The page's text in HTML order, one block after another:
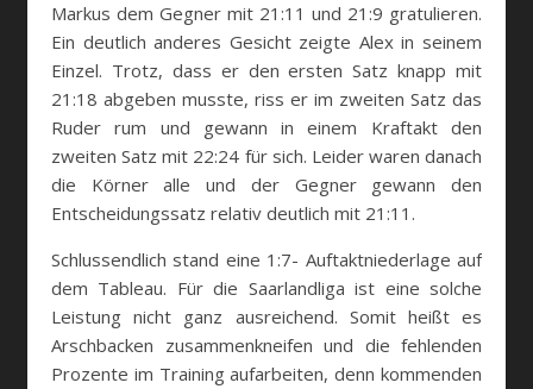
Markus dem Gegner mit 21:11 und 21:9 gratulieren.
Ein deutlich anderes Gesicht zeigte Alex in seinem
Einzel. Trotz, dass er den ersten Satz knapp mit
21:18 abgeben musste, riss er im zweiten Satz das
Ruder rum und gewann in einem Kraftakt den
zweiten Satz mit 22:24 für sich. Leider waren danach
die Körner alle und der Gegner gewann den
Entscheidungssatz relativ deutlich mit 21:11.
Schlussendlich stand eine 1:7- Auftaktniederlage auf
dem Tableau. Für die Saarlandliga ist eine solche
Leistung nicht ganz ausreichend. Somit heißt es
Arschbacken zusammenkneifen und die fehlenden
Prozente im Training aufarbeiten, denn kommenden